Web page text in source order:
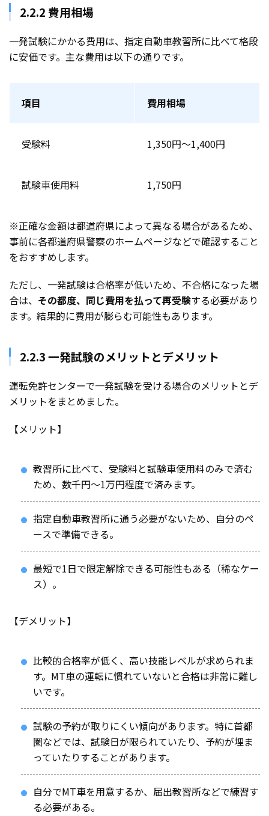
2.2.2 費用相場
一発試験にかかる費用は、指定自動車教習所に比べて格段
に安価です。主な費用は以下の通りです。
項目 費用相場
受験料 1,350円〜1,400円
試験車使用料 1,750円
※正確な金額は都道府県によって異なる場合があるため、
事前に各都道府県警察のホームページなどで確認すること
をおすすめします。
ただし、一発試験は合格率が低いため、不合格になった場
合は、 その都度、同じ費用を払って再受験する必要があり
ます。結果的に費用が膨らむ可能性もあります。
2.2.3 一発試験のメリットとデメリット
運転免許センターで一発試験を受ける場合のメリットとデ
メリットをまとめました。
【メリット】
教習所に比べて、受験料と試験車使用料のみで済む
ため、数千円〜1万円程度で済みます。
指定自動車教習所に通う必要がないため、自分のペ
ースで準備できる。
最短で1日で限定解除できる可能性もある（稀なケー
ス）。
【デメリット】
比較的合格率が低く、高い技能レベルが求められま
す。MT車の運転に慣れていないと合格は非常に難し
いです。
試験の予約が取りにくい傾向があります。特に首都
圏などでは、試験日が限られていたり、予約が埋ま
っていたりすることがあります。
自分でMT車を用意するか、届出教習所などで練習す
る必要がある。